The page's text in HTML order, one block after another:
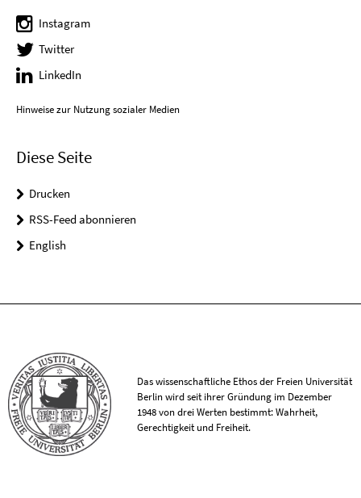
Instagram
Twitter
LinkedIn
Hinweise zur Nutzung sozialer Medien
Diese Seite
Drucken
RSS-Feed abonnieren
English
Das wissenschaftliche Ethos der Freien Universität
Berlin wird seit ihrer Gründung im Dezember
1948 von drei Werten bestimmt: Wahrheit,
Gerechtigkeit und Freiheit.